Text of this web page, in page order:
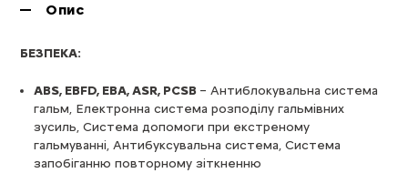
Опис
БЕЗПЕКА:
ABS, EBFD, EBA, ASR, PCSB – Антиблокувальна система
гальм, Електронна система розподілу гальмівних
зусиль, Система допомоги при екстреному
гальмуванні, Антибуксувальна система, Система
запобіганню повторному зіткненню